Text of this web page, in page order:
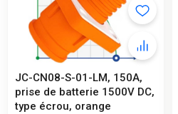
JC-CN08-S-01-LM, 150A,
prise de batterie 1500V DC,
type écrou, orange